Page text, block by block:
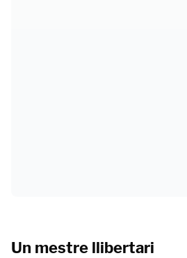
Un mestre llibertari